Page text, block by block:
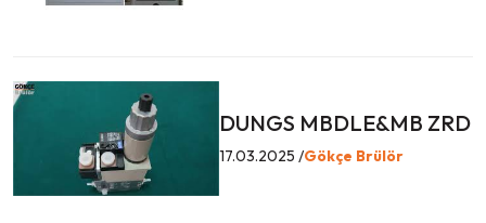
DUNGS MBDLE&MB
17.03.2025 /Gökçe Brülör